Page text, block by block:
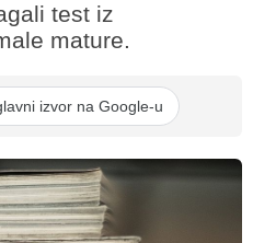
test iz
mature.
izvor na Google-u